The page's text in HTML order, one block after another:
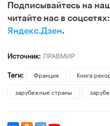
Подписывайтесь на
читайте нас в соцсетях:
Яндекс.Дзен.
Источник: ПРАВМИР
Теги:
Франция Книга
зарубежные страны